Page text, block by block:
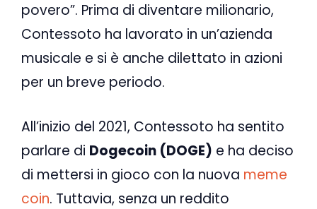
povero”. Prima di diventare milionario,
Contessoto ha lavorato in un’azienda
musicale e si è anche dilettato in azioni
per un breve periodo.
All’inizio del 2021, Contessoto ha sentito
parlare di Dogecoin (DOGE) e ha deciso
di mettersi in gioco con la nuova meme
coin. Tuttavia, senza un reddito